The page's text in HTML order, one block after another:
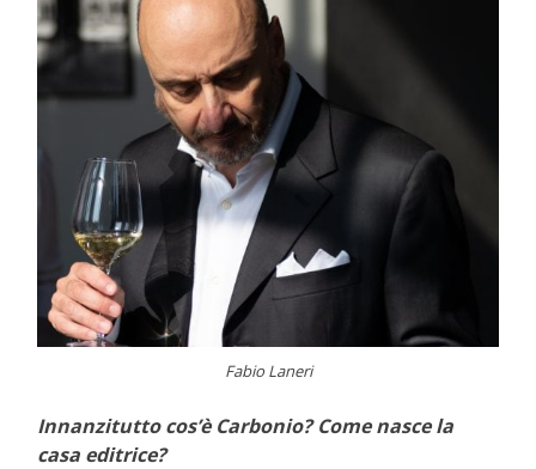
Fabio Laneri
Innanzitutto cos’è Carbonio? Come nasce la
casa editrice?